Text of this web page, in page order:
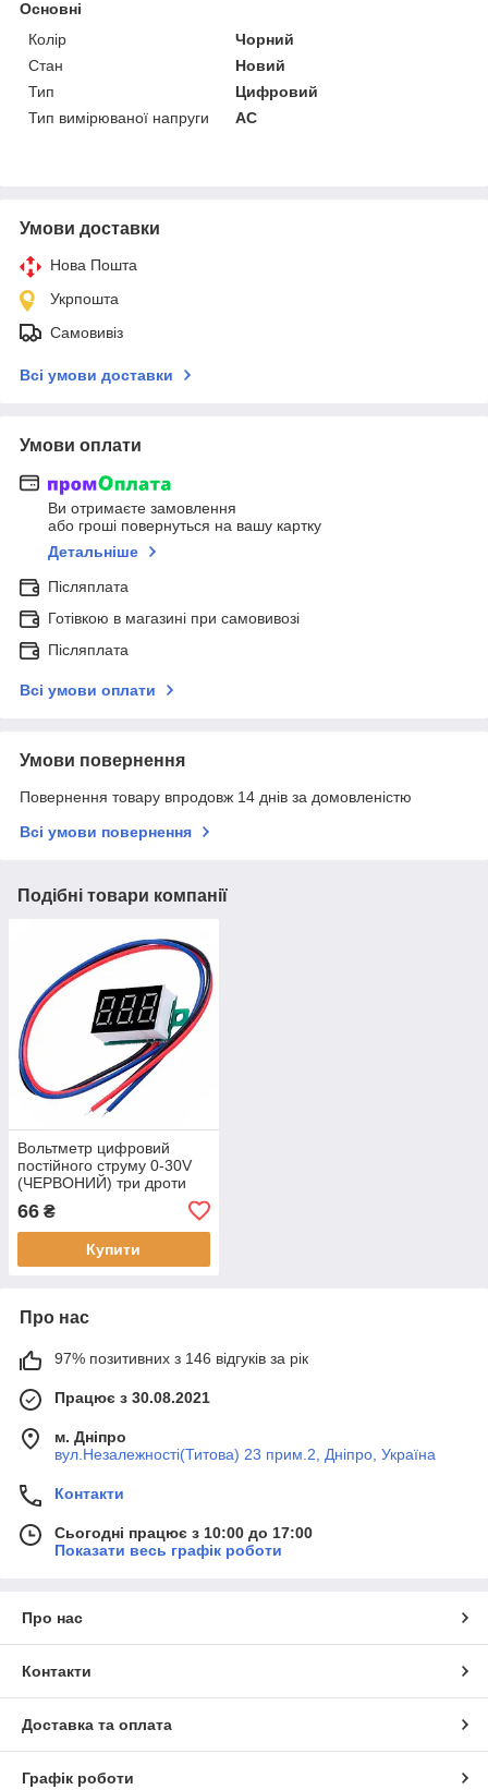
Основні
Колір
Чорний
Стан
Новий
Тип
Цифровий
Тип вимірюваної напруги
AC
Умови доставки
Нова Пошта
Укрпошта
Самовивіз
Всі умови доставки
Умови оплати
Ви отримаєте замовлення
або гроші повернуться на вашу картку
Детальніше
Післяплата
Готівкою в магазині при самовивозі
Післяплата
Всі умови оплати
Умови повернення
Повернення товару впродовж 14 днів за домовленістю
Всі умови повернення
Подібні товари компанії
Вольтметр цифровий
постійного струму 0-30V
(ЧЕРВОНИЙ) три дроти
66 ₴
Купити
Про нас
97% позитивних з 146 відгуків за рік
Працює з 30.08.2021
м. Дніпро
вул.Незалежності(Титова) 23 прим.2, Дніпро, Україна
Контакти
Сьогодні працює з 10:00 до 17:00
Показати весь графік роботи
Про нас
Контакти
Доставка та оплата
Графік роботи